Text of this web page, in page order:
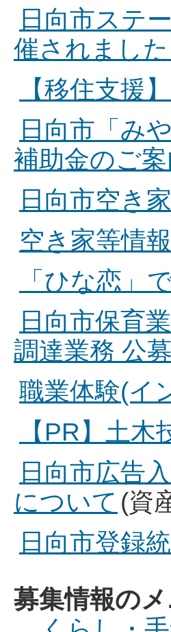
日向市ステ
催されました
【移住支援
日向市「み
補助金のご案
日向市空き
空き家等情
「ひな恋」
日向市保育
調達業務 公
職業体験(イ
【PR】土
日向市広告
について (資
日向市登録
募集情報の